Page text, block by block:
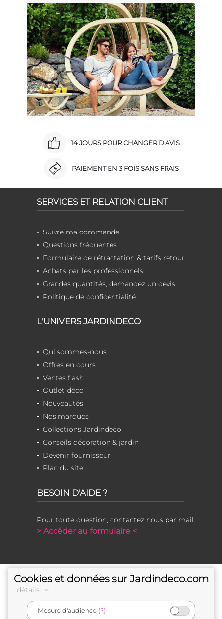
14 JOURS POUR CHANGER D'AVIS
PAIEMENT EN 3 FOIS SANS FRAIS
SERVICES ET RELATION CLIENT
Suivre ma commande
Questions fréquentes
Formulaire de rétractation & tarifs retour
Achats par les professionnels
Grandes quantités, demandez un devis
Politique de confidentialité
L'UNIVERS JARDINDECO
Qui sommes-nous
Offres en cours
Ventes flash
Outlet déco
Nouveautés
Nos marques
Collections Jardindeco
Conseils décoration & jardin
Devenir fournisseur
Plan du site
BESOIN D'AIDE ?
Pour toute question, contactez nous par mail
> Accéder au formulaire <
Cookies et données sur Jardindeco.com
détails
Mesure d'audience (?)